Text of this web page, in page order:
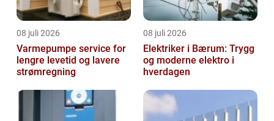
08 juli 2026
Varmepumpe service for
lengre levetid og lavere
strømregning
08 juli 2026
Elektriker i Bærum: Trygg
og moderne elektro i
hverdagen